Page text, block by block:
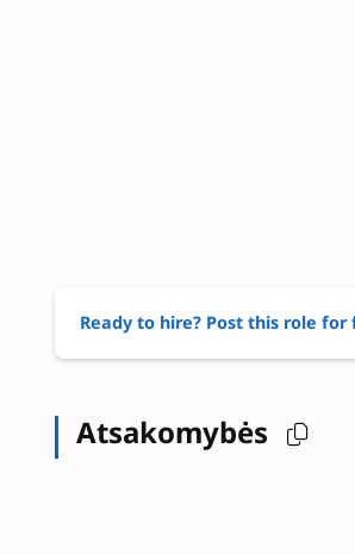
Ready to hire? Post this role for
Atsakomybės